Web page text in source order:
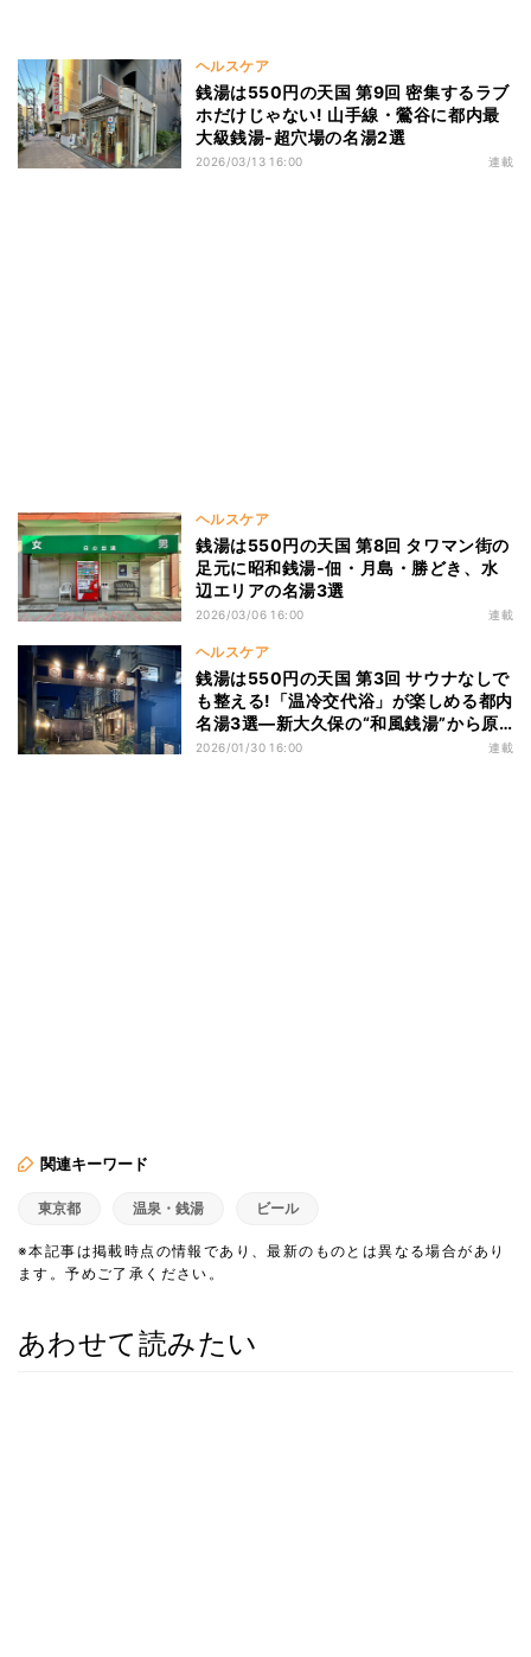
ヘルスケア
銭湯は550円の天国 第9回 密集するラブ
ホだけじゃない! 山手線・鶯谷に都内最
大級銭湯‐超穴場の名湯2選
2026/03/13 16:00 連載
ヘルスケア
銭湯は550円の天国 第8回 タワマン街の
足元に昭和銭湯‐佃・月島・勝どき、水
辺エリアの名湯3選
2026/03/06 16:00 連載
ヘルスケア
銭湯は550円の天国 第3回 サウナなしで
も整える!「温冷交代浴」が楽しめる都内
名湯3選―新大久保の“和風銭湯”から原
宿まで
2026/01/30 16:00 連載
関連キーワード
東京都 温泉・銭湯 ビール
※本記事は掲載時点の情報であり、最新のものとは異なる場合があり
ます。予めご了承ください。
あわせて読みたい